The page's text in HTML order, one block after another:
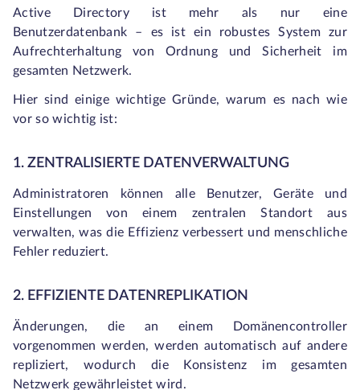
Active Directory ist mehr als nur eine
Benutzerdatenbank – es ist ein robustes System zur
Aufrechterhaltung von Ordnung und Sicherheit im
gesamten Netzwerk.
Hier sind einige wichtige Gründe, warum es nach wie
vor so wichtig ist:
1. ZENTRALISIERTE DATENVERWALTUNG
Administratoren können alle Benutzer, Geräte und
Einstellungen von einem zentralen Standort aus
verwalten, was die Effizienz verbessert und menschliche
Fehler reduziert.
2. EFFIZIENTE DATENREPLIKATION
Änderungen, die an einem Domänencontroller
vorgenommen werden, werden automatisch auf andere
repliziert, wodurch die Konsistenz im gesamten
Netzwerk gewährleistet wird.